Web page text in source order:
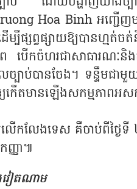
Hoa Binh អញ្ជើ
បីផ្សព្វផ្សាយឱ្យបានហ្មត់ច
បើកចំហរជាសាធារណៈ
បាប់បានចែង។ ទន្ទឹមជាមួ
តមានឡើងសកម្មភាពអសក
រលើកលែងទេស គឺចាប់ពីថ្ង
ញ្ញា៕
ៀតណាម